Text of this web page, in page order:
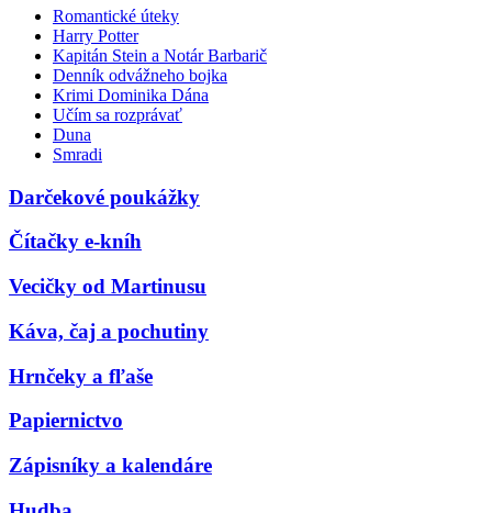
Romantické úteky
Harry Potter
Kapitán Stein a Notár Barbarič
Denník odvážneho bojka
Krimi Dominika Dána
Učím sa rozprávať
Duna
Smradi
Darčekové poukážky
Čítačky e-kníh
Vecičky od Martinusu
Káva, čaj a pochutiny
Hrnčeky a fľaše
Papiernictvo
Zápisníky a kalendáre